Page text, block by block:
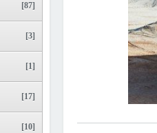
[87]
[3]
[1]
[17]
[10]